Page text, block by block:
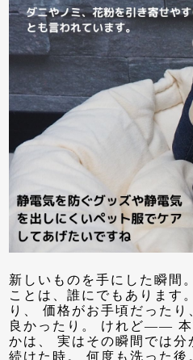
新しいものを手にした瞬間
ことは、誰にでもあります
り、 価格がお手頃だった
良かったり。 けれど—— 本
かは、 実はその瞬間では分
続けた時。 何度も洗った